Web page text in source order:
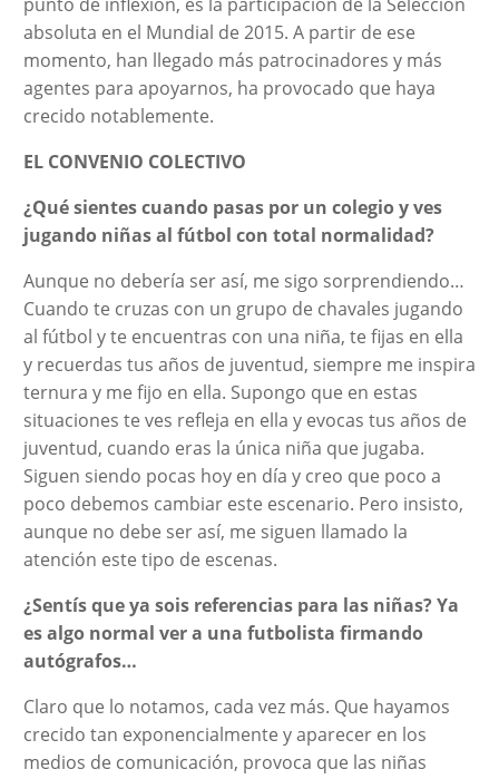
absoluta en el Mundial de 2015. A partir de ese
momento, han llegado más patrocinadores y más
agentes para apoyarnos, ha provocado que haya
crecido notablemente.
EL CONVENIO COLECTIVO
¿Qué sientes cuando pasas por un colegio y ves
jugando niñas al fútbol con total normalidad?
Aunque no debería ser así, me sigo sorprendiendo…
Cuando te cruzas con un grupo de chavales jugando
al fútbol y te encuentras con una niña, te fijas en ella
y recuerdas tus años de juventud, siempre me inspira
ternura y me fijo en ella. Supongo que en estas
situaciones te ves refleja en ella y evocas tus años de
juventud, cuando eras la única niña que jugaba.
Siguen siendo pocas hoy en día y creo que poco a
poco debemos cambiar este escenario. Pero insisto,
aunque no debe ser así, me siguen llamado la
atención este tipo de escenas.
¿Sentís que ya sois referencias para las niñas? Ya
es algo normal ver a una futbolista firmando
autógrafos…
Claro que lo notamos, cada vez más. Que hayamos
crecido tan exponencialmente y aparecer en los
medios de comunicación, provoca que las niñas